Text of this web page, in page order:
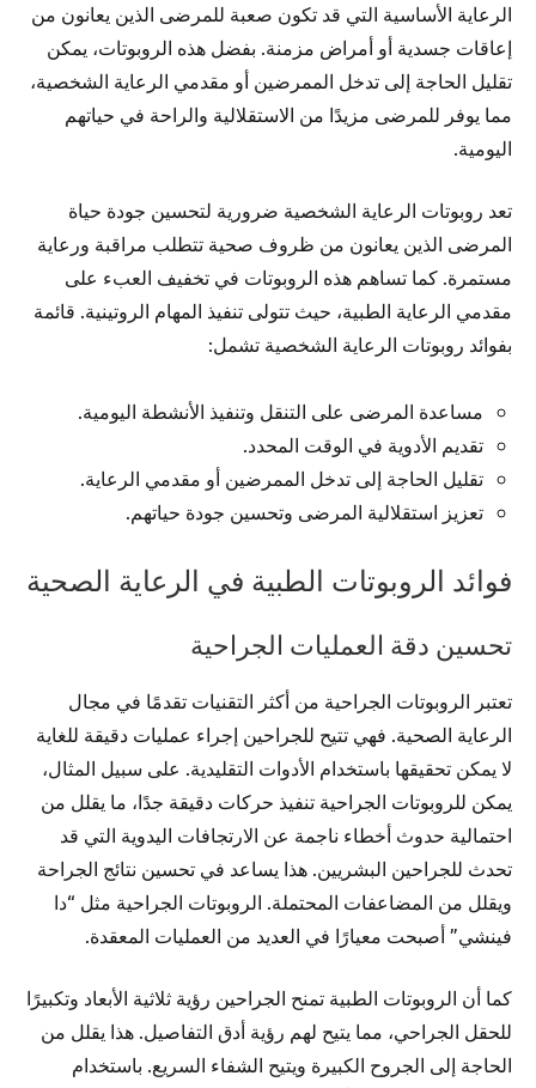
الرعاية الأساسية التي قد تكون صعبة للمرضى الذين يعانون من
إعاقات جسدية أو أمراض مزمنة. بفضل هذه الروبوتات، يمكن
تقليل الحاجة إلى تدخل الممرضين أو مقدمي الرعاية الشخصية،
مما يوفر للمرضى مزيدًا من الاستقلالية والراحة في حياتهم
اليومية.
تعد روبوتات الرعاية الشخصية ضرورية لتحسين جودة حياة
المرضى الذين يعانون من ظروف صحية تتطلب مراقبة ورعاية
مستمرة. كما تساهم هذه الروبوتات في تخفيف العبء على
مقدمي الرعاية الطبية، حيث تتولى تنفيذ المهام الروتينية. قائمة
بفوائد روبوتات الرعاية الشخصية تشمل:
مساعدة المرضى على التنقل وتنفيذ الأنشطة اليومية.
تقديم الأدوية في الوقت المحدد.
تقليل الحاجة إلى تدخل الممرضين أو مقدمي الرعاية.
تعزيز استقلالية المرضى وتحسين جودة حياتهم.
فوائد الروبوتات الطبية في الرعاية الصحية
تحسين دقة العمليات الجراحية
تعتبر الروبوتات الجراحية من أكثر التقنيات تقدمًا في مجال
الرعاية الصحية. فهي تتيح للجراحين إجراء عمليات دقيقة للغاية
لا يمكن تحقيقها باستخدام الأدوات التقليدية. على سبيل المثال،
يمكن للروبوتات الجراحية تنفيذ حركات دقيقة جدًا، ما يقلل من
احتمالية حدوث أخطاء ناجمة عن الارتجافات اليدوية التي قد
تحدث للجراحين البشريين. هذا يساعد في تحسين نتائج الجراحة
ويقلل من المضاعفات المحتملة. الروبوتات الجراحية مثل “دا
فينشي” أصبحت معيارًا في العديد من العمليات المعقدة.
كما أن الروبوتات الطبية تمنح الجراحين رؤية ثلاثية الأبعاد وتكبيرًا
للحقل الجراحي، مما يتيح لهم رؤية أدق التفاصيل. هذا يقلل من
الحاجة إلى الجروح الكبيرة ويتيح الشفاء السريع. باستخدام